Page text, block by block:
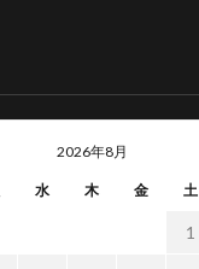
2026年8月
水 木 金 土
1